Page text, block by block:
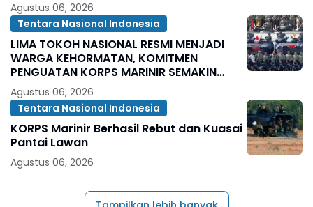
Agustus 06, 2026
Tentara Nasional Indonesia
LIMA TOKOH NASIONAL RESMI MENJADI
WARGA KEHORMATAN, KOMITMEN
PENGUATAN KORPS MARINIR SEMAKIN
SOLID
Agustus 06, 2026
Tentara Nasional Indonesia
KORPS Marinir Berhasil Rebut dan Kuasai
Pantai Lawan
Agustus 06, 2026